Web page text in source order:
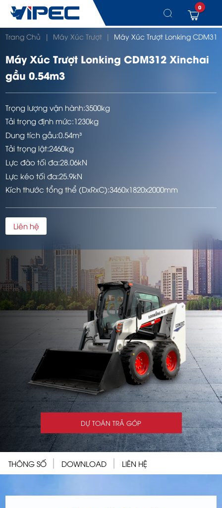
Chuyển
đến
dung
0
Trang Chủ | Máy Xúc Trượt | Máy Xúc Trượt Lonking
Máy Xúc Trượt Lonking CDM312 Xinchai
gầu 0.54m3
Trọng lượng vận hành:3500kg
Tải trọng định mức:1230kg
Dung tích gầu:0.54m³
Tải trọng lật:2460kg
Lực đào tối đa:28.06kN
Lực kéo tối đa:25.9kN
Kích thước tổng thể (DxRxC):3460x1820x2000mm
Liên hệ
DỰ TOÁN TRẢ GÓP
THÔNG SỐ DOWNLOAD LIÊN HỆ